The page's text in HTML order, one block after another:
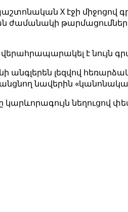
X էջի միջոցով
թարմացումներ
է նույն
անգլերեն լեզվով
նավերին
կարևորագույն նեղուցով